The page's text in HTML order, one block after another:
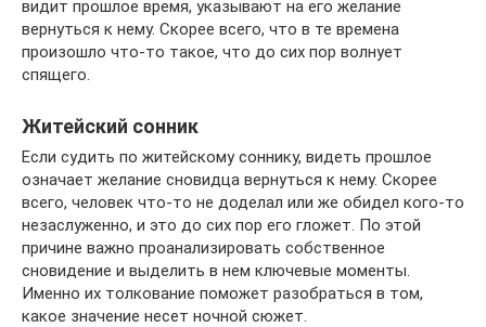
видит прошлое время, указывают на его желание
вернуться к нему. Скорее всего, что в те времена
произошло что-то такое, что до сих пор волнует
спящего.
Житейский сонник
Если судить по житейскому соннику, видеть прошлое
означает желание сновидца вернуться к нему. Скорее
всего, человек что-то не доделал или же обидел кого-то
незаслуженно, и это до сих пор его гложет. По этой
причине важно проанализировать собственное
сновидение и выделить в нем ключевые моменты.
Именно их толкование поможет разобраться в том,
какое значение несет ночной сюжет.